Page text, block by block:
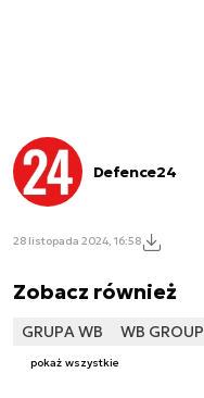
Defence24
28 listopada 2024, 16:58
Zobacz również
GRUPA WB WB GROUP
pokaż wszystkie